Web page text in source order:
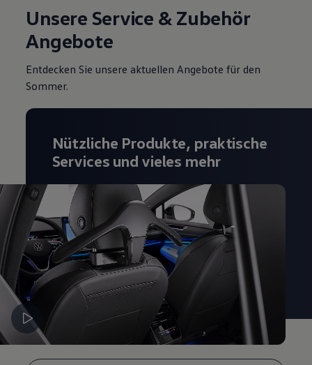
Unsere Service & Zubehör
Angebote
Entdecken Sie unsere aktuellen Angebote für den
Sommer.
Nützliche Produkte, praktische
Services und vieles mehr